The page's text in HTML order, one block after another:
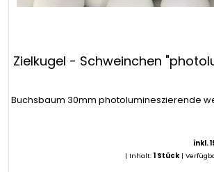
Zielkugel - Schweinchen
Buchsbaum 30mm photolumineszierende
inkl.
| Inhalt:1 Stück |